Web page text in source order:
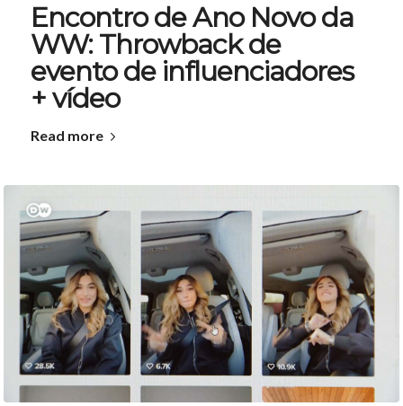
Encontro de Ano Novo da
WW: Throwback de
evento de influenciadores
+ vídeo
Read more